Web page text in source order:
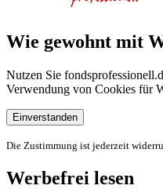
Wie gewohnt mit
Nutzen Sie
Verwendung von Cookies für
Einverstanden
Die Zustimmung ist jederzeit
Werbefrei lesen